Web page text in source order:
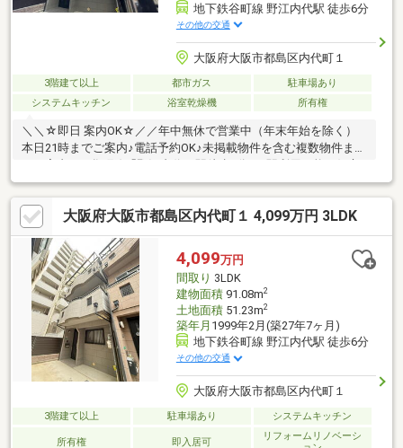
地下鉄谷町線 野江内代駅 徒歩6分
その他の交通
大阪府大阪市都島区内代町１
3階建て以上 都市ガス
駐車場あり
システムキッチン
浴室乾燥機 所有権
＼＼☆即日 案内OK☆／／年中無休で営業中（年末年始を除く）
本日21時までご案内♪電話予約OK♪未掲載物件を含む複数物件まと
めて案内OK♪谷町線「野江内代」駅徒歩6分！3駅利用可能な好立
地に位置する、全面リフォーム済の戸建てです♪・全居室6帖以上
のゆとりある3LDK・水回り設備一新のフルリフォーム済！即入居
可能物件☆・駐車スペース有♪お車をお持ちの方も安心！15帖の
LDKは家族が集まる心地よい空間。各部屋に収納がありすっきり
生活できます☆リフォーム済みのため追加費用を抑えて即入居可
能！周辺にはスーパーや学校も揃い、子育て世帯におすすめ安心
して暮らせる住環境です◎
大阪府大阪市都島区内代町１ 4,099万円 3LDK
4,099万円
間取り 3LDK
建物面積91.08m2
土地面積51.23m2
築年月 1999年2月(築27年7ヶ月)
地下鉄谷町線 野江内代駅 徒歩6分
その他の交通
大阪府大阪市都島区内代町１
3階建て以上 駐車場あり システムキッチン
所有権 即入居可
リフォームリノベーシ